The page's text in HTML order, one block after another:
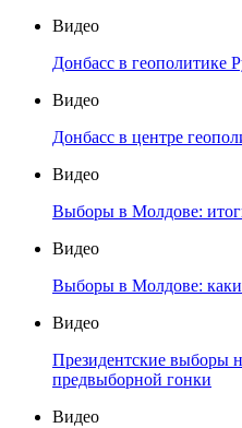
Видео
Донбасс в геополитике
Видео
Донбасс в центре
Видео
Выборы в Молдове:
Видео
Выборы в Молдове:
Видео
Президентские выборы
предвыборной гонки
Видео